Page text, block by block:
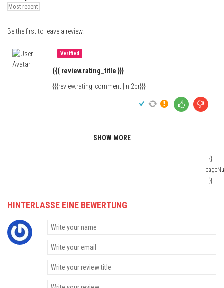
Be the first to leave a review.
Verified
{{{ review.rating_title }}}
{{{review.rating_comment | nl2br}}}
SHOW MORE
{{
}}
HINTERLASSE EINE BEWERTUNG